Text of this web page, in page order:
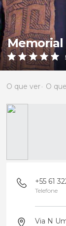
Memorial
O que ver O
+55 61
Telefone
Via N